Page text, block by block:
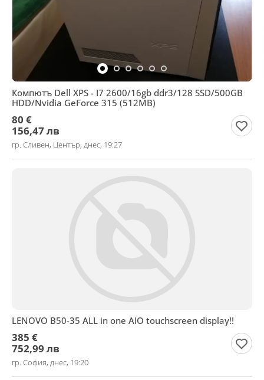
Компютъ Dell XPS - I7 2600/16gb ddr3/128 SSD/500GB
HDD/Nvidia GeForce 315 (512MB)
80 €
156,47 лв
гр. Сливен, Център, днес, 19:27
LENOVO B50-35 ALL in one AIO touchscreen display!!
385 €
752,99 лв
гр. София, днес, 19:20